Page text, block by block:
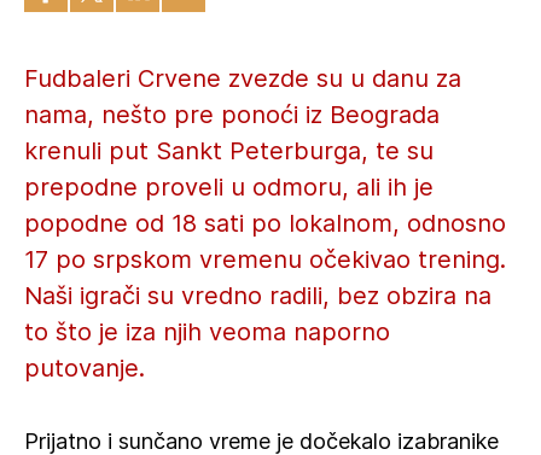
Fudbaleri Crvene zvezde su u danu za
nama, nešto pre ponoći iz Beograda
krenuli put Sankt Peterburga, te su
prepodne proveli u odmoru, ali ih je
popodne od 18 sati po lokalnom, odnosno
17 po srpskom vremenu očekivao trening.
Naši igrači su vredno radili, bez obzira na
to što je iza njih veoma naporno
putovanje.
Prijatno i sunčano vreme je dočekalo izabranike